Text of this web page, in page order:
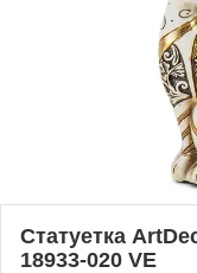
Статуетка
18933-020 VE